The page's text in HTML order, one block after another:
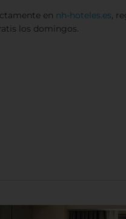
en nh-hoteles.es,
los domingos.